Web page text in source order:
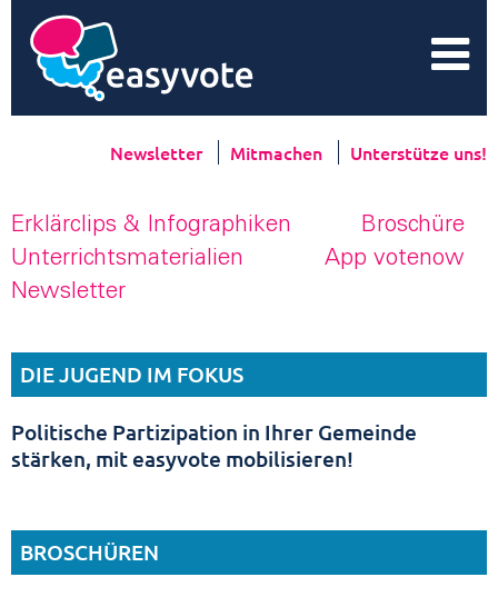
Newsletter Mitmachen Unterstütze uns!
Erklärclips & Infographiken
Broschüre
Unterrichtsmaterialien
App votenow
Newsletter
DIE JUGEND IM FOKUS
Politische Partizipation in Ihrer Gemeinde
stärken, mit easyvote mobilisieren!
BROSCHÜREN